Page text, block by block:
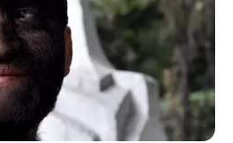
ดี
สิทธิ์คุ้มครอง ประสบแต่สิ่ง